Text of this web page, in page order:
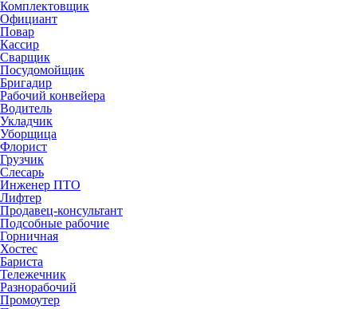
Комплектовщик
Официант
Повар
Кассир
Сварщик
Посудомойщик
Бригадир
Рабочий конвейера
Водитель
Укладчик
Уборщица
Флорист
Грузчик
Слесарь
Инженер ПТО
Лифтер
Продавец-консультант
Подсобные рабочие
Горничная
Хостес
Бариста
Тележечник
Разнорабочий
Промоутер